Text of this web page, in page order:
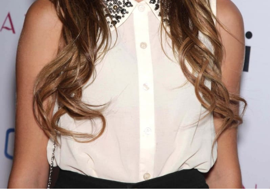
Videa
Sledujte prima+
Přihlášení
Sledujte nás